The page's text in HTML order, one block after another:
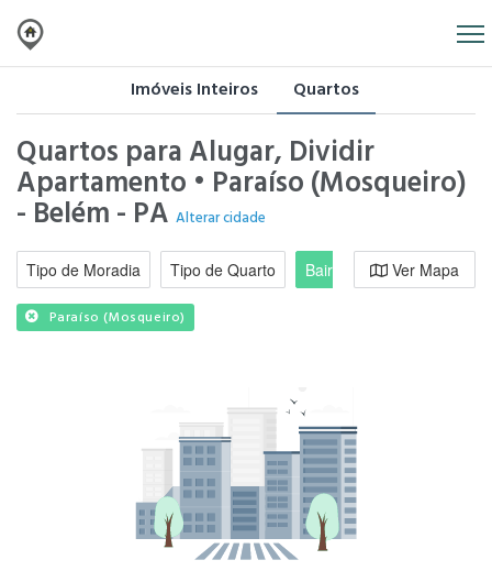
Imóveis Inteiros Quartos
Quartos para Alugar, Dividir
Apartamento • Paraíso (Mosqueiro)
- Belém - PA Alterar cidade
Tipo de Moradia Tipo de Quarto Bairro / RegiãoVer Mapa
Paraíso (Mosqueiro)